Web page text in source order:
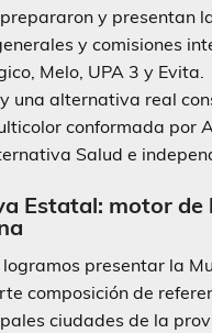
y presentan
y comisiones
Melo, UPA 3 y Evita.
una alternativa real
conformada por
Salud e
Estatal: motor de
logramos presentar la
composición de
ciudades de la